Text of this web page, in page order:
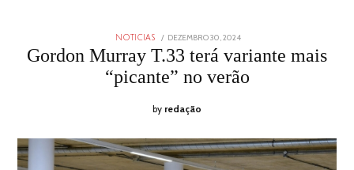
NOTICIAS
POSTED
ON
DEZEMBRO 30, 2024DEZEMBRO
30,
2024
Gordon Murray T.33 terá variante mais
“picante” no verão
by redação